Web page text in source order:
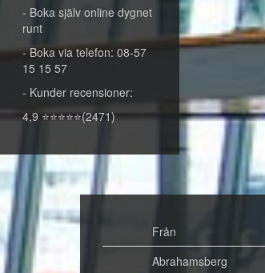
- Boka själv online dygnet
runt
- Boka via telefon: 08-57
15 15 57
- Kunder recensioner:
4,9 ⭐⭐⭐⭐⭐(2471)
Från
Abrahamsberg